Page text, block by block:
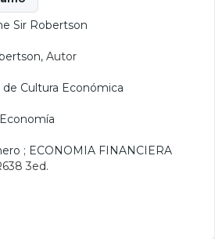
Sir Robertson
, Autor
Cultura Económica
; ECONOMIA FINANCIERA
3ed.